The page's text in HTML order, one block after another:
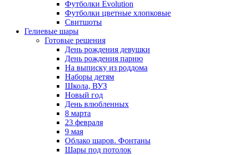
Футболки Evolution
Футболки цветные хлопковые
Свитшоты
Гелиевые шары
Готовые решения
День рождения девушки
День рождения парню
На выписку из роддома
Наборы детям
Школа, ВУЗ
Новый год
День влюбленных
8 марта
23 февраля
9 мая
Облако шаров. Фонтаны
Шары под потолок